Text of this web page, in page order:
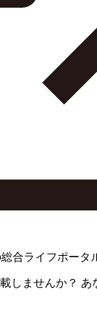
合ライフポータ
しませんか？ あ